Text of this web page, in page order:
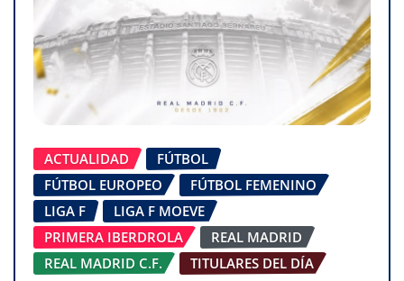
ACTUALIDAD
FÚTBOL
FÚTBOL EUROPEO
FÚTBOL FEMENINO
LIGA F
LIGA F MOEVE
PRIMERA IBERDROLA
REAL MADRID
REAL MADRID C.F.
TITULARES DEL DÍA